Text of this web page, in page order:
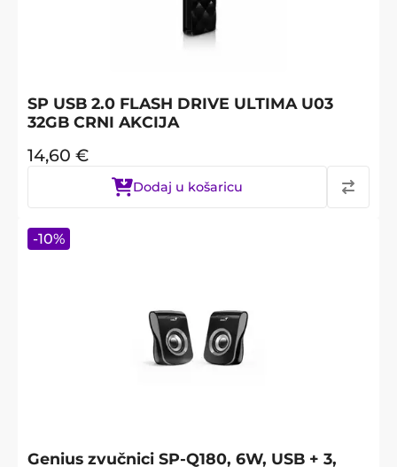
SP USB 2.0 FLASH DRIVE ULTIMA U03
32GB CRNI AKCIJA
14,60 €
Dodaj u košaricu
Genius zvučnici SP-Q180, 6W, USB + 3,
-10%